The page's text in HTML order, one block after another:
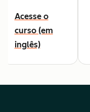
Acesse o
curso (em
inglês)